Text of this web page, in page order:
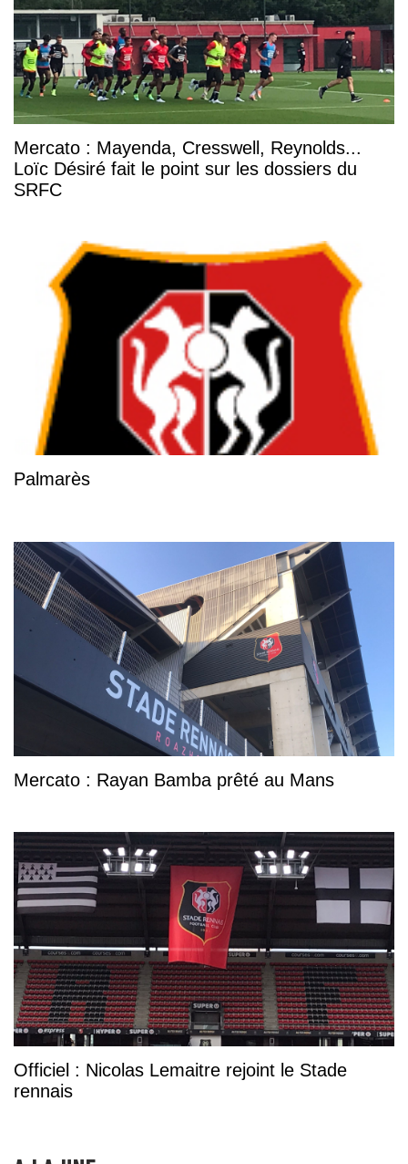
Mercato : Mayenda, Cresswell, Reynolds...
Loïc Désiré fait le point sur les dossiers du
SRFC
Palmarès
Mercato : Rayan Bamba prêté au Mans
Officiel : Nicolas Lemaitre rejoint le Stade
rennais